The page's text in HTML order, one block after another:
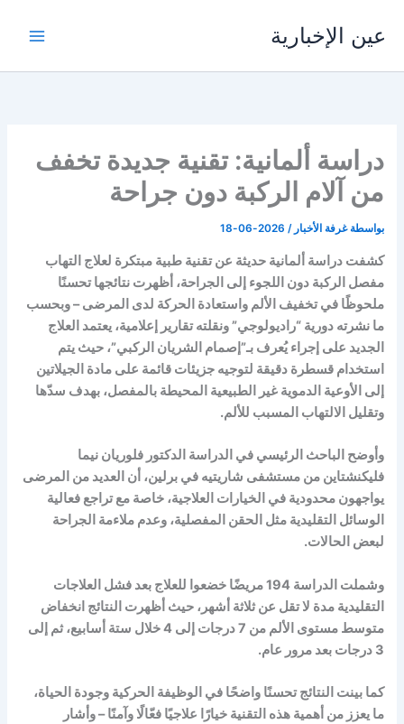
المحتوى
عين الإخبارية
دراسة ألمانية: تقنية جديدة تخفف
من آلام الركبة دون جراحة
بواسطة غرفة الأخبار/
2026-06-18
كشفت دراسة ألمانية حديثة عن تقنية طبية مبتكرة لعلاج التهاب
مفصل الركبة دون اللجوء إلى الجراحة، أظهرت نتائجها تحسنًا
ملحوظًا في تخفيف الألم واستعادة الحركة لدى المرضى – وبحسب
ما نشرته دورية “راديولوجي” ونقلته تقارير إعلامية، يعتمد العلاج
الجديد على إجراء يُعرف بـ”إصمام الشريان الركبي”، حيث يتم
استخدام قسطرة دقيقة لتوجيه جزيئات قائمة على مادة الجيلاتين
إلى الأوعية الدموية غير الطبيعية المحيطة بالمفصل، بهدف سدّها
وتقليل الالتهاب المسبب للألم.
وأوضح الباحث الرئيسي في الدراسة الدكتور فلوريان نيما
فليكنشتاين من مستشفى شاريتيه في برلين، أن العديد من المرضى
يواجهون محدودية في الخيارات العلاجية، خاصة مع تراجع فعالية
الوسائل التقليدية مثل الحقن المفصلية، وعدم ملاءمة الجراحة
لبعض الحالات.
وشملت الدراسة 194 مريضًا خضعوا للعلاج بعد فشل العلاجات
التقليدية مدة لا تقل عن ثلاثة أشهر، حيث أظهرت النتائج انخفاض
متوسط مستوى الألم من 7 درجات إلى 4 خلال ستة أسابيع، ثم إلى
3 درجات بعد مرور عام.
كما بينت النتائج تحسنًا واضحًا في الوظيفة الحركية وجودة الحياة،
ما يعزز من أهمية هذه التقنية خيارًا علاجيًا فعّالًا وآمنًا – وأشار